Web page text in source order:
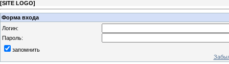
[SITE LOGO]
Форма входа
Логин:
Пароль:
запомнить